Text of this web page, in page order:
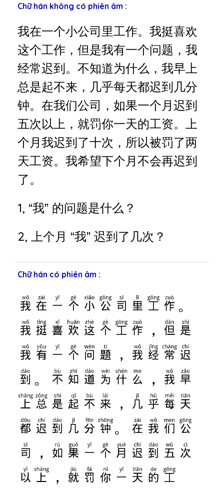
Chữ hán không có phiên âm :
我在一个小公司里工作。我挺喜欢
这个工作，但是我有一个问题，我
经常迟到。不知道为什么，我早上
总是起不来，几乎每天都迟到几分
钟。在我们公司，如果一个月迟到
五次以上，就罚你一天的工资。上
个月我迟到了十次，所以被罚了两
天工资。我希望下个月不会再迟到
了。
1, “我” 的问题是什么？
2, 上个月 “我” 迟到了几次？
Chữ hán có phiên âm :
我在一个小公司里工作。
我挺喜欢这个工作，但是
我有一个问题，我经常迟
到。不知道为什么，我早
上总是起不来，几乎每天
都迟到几分钟。在我们公
司，如果一个月迟到五次
以上，就罚你一天的工